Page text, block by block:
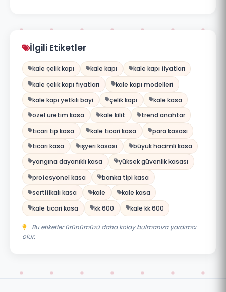
İlgili Etiketler
kale çelik kapı kale kapı
kale kapı fiyatları
kale çelik kapı fiyatları
kale kapı modelleri
kale kapı yetkili bayi
çelik kapı
kale kasa
özel üretim kasa
kale kilit
trend anahtar
ticari tip kasa
kale ticari kasa
para kasası
ticari kasa
işyeri kasası
büyük hacimli kasa
yangına dayanıklı kasa
yüksek güvenlik kasası
profesyonel kasa
banka tipi kasa
sertifikalı kasa
kale
kale kasa
kale ticari kasa
kk 600 kale kk 600
Bu etiketler ürünümüzü daha kolay bulmanıza yardımcı
olur.